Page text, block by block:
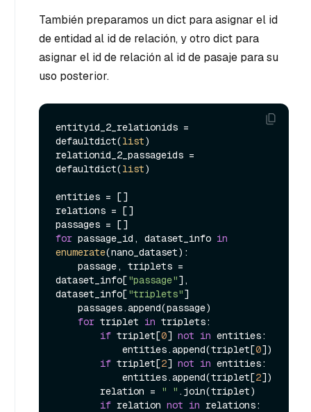
También preparamos un dict para asignar el id
de entidad al id de relación, y otro dict para
asignar el id de relación al id de pasaje para su
uso posterior.
entityid_2_relationids =
defaultdict(list)
relationid_2_passageids =
defaultdict(list)
entities = []
relations = []
for passage_id, dataset_info in
enumerate(nano_dataset):
dataset_info["passage"],
dataset_info["triplets"]
for triplet in triplets:
if triplet[0] not in entities:
            entities.append(triplet[
0])
if triplet[2] not in entities:
            entities.append(triplet[
2])
        relation =
" " .join(triplet)
if relation not in relations: